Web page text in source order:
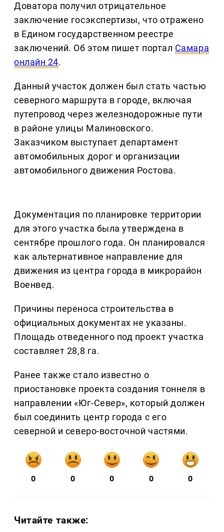
Доватора получил отрицательное
заключение госэкспертизы, что отражено
в Едином государственном реестре
заключений. Об этом пишет портал Самара
онлайн 24.
Данный участок должен был стать частью
северного маршрута в городе, включая
путепровод через железнодорожные пути
в районе улицы Малиновского.
Заказчиком выступает департамент
автомобильных дорог и организации
автомобильного движения Ростова.
Документация по планировке территории
для этого участка была утверждена в
сентябре прошлого года. Он планировался
как альтернативное направление для
движения из центра города в микрорайон
Военвед.
Причины переноса строительства в
официальных документах не указаны.
Площадь отведенного под проект участка
составляет 28,8 га.
Ранее также стало известно о
приостановке проекта создания тоннеля в
направлении «Юг-Север», который должен
был соединить центр города с его
северной и северо-восточной частями.
0 0 0 0 0
Читайте также: